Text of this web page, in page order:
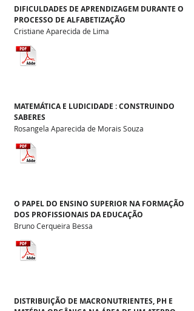
Cristiane Aparecida de Lima
DIFICULDADES DE APRENDIZAGEM DURANTE O
PROCESSO DE ALFABETIZAÇÃO
Rosangela Aparecida de Morais Souza
MATEMÁTICA E LUDICIDADE : CONSTRUINDO
SABERES
Bruno Cerqueira Bessa
O PAPEL DO ENSINO SUPERIOR NA FORMAÇÃO
DOS PROFISSIONAIS DA EDUCAÇÃO
DISTRIBUIÇÃO DE MACRONUTRIENTES, PH E